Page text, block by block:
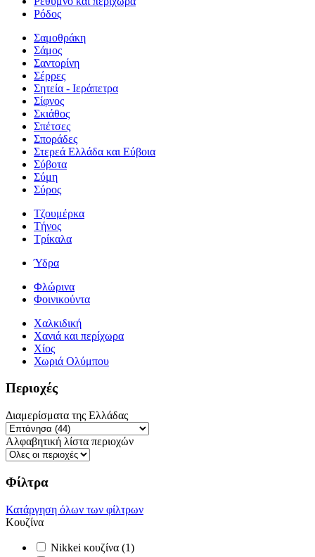
Ρόδος
Σαμοθράκη
Σάμος
Σαντορίνη
Σέρρες
Σητεία - Ιεράπετρα
Σίφνος
Σκιάθος
Σπέτσες
Σποράδες
Στερεά Ελλάδα και Εύβοια
Σύβοτα
Σύμη
Σύρος
Τζουμέρκα
Τήνος
Τρίκαλα
Ύδρα
Φλώρινα
Φοινικούντα
Χαλκιδική
Χανιά και περίχωρα
Χίος
Χωριά Ολύμπου
Περιοχές
Διαμερίσματα της Ελλάδας
Αλφαβητική λίστα περιοχών
Φίλτρα
Κατάργηση όλων των φίλτρων
Κουζίνα
Nikkei κουζίνα (1)